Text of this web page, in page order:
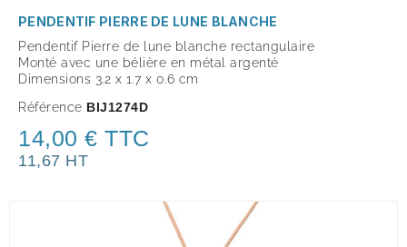
PENDENTIF PIERRE DE LUNE BLANCHE
Pendentif Pierre de lune blanche rectangulaire
Monté avec une bélière en métal argenté
Dimensions 3.2 x 1.7 x 0.6 cm
Référence BIJ1274D
14,00 € TTC
11,67 HT